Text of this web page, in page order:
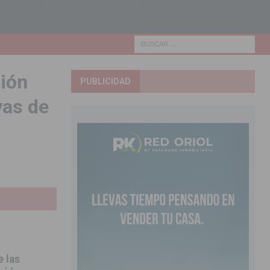
de
las
PUBLICIDAD